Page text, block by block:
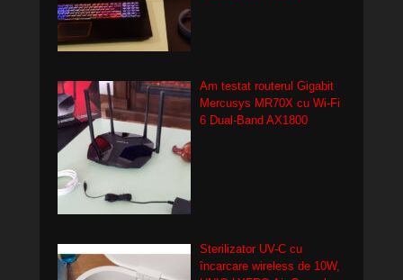
Am testat routerul Gigabit
Mercusys MR70X cu Wi-Fi
6 Dual-Band AX1800
Sterilizator UV-C cu
încarcare wireless de 10W,